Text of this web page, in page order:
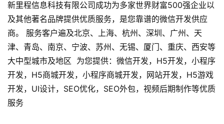
站
开
发
s
e
o
优
新里程信息科技有限公司成功为多家世界财富500强企业以
及其他著名品牌提供优质服务，是您靠谱的微信开发供应
商。 服务客户遍及北京、上海、杭州、深圳、广州、天
津、青岛、南京、宁波、苏州、无锡、厦门、重庆、西安等
大中型城市及地区 为您提供：微信开发，H5开发，小程序
开发，H5商城开发，小程序商城开发，网站开发，H5游戏
开发，UI设计，SEO优化，SEO外包，视频后期制作等优质
服务